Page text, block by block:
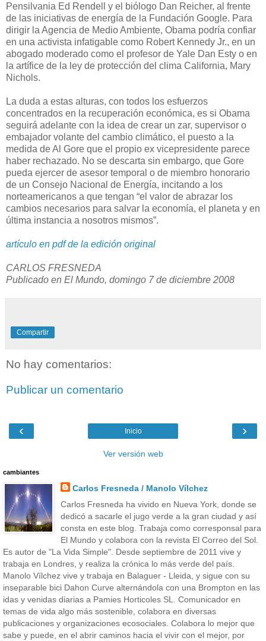
Pensilvania Ed Rendell y el biólogo Dan Reicher, al frente
de las iniciativas de energía de la Fundación Google. Para
dirigir la Agencia de Medio Ambiente, Obama podría confiar
en una activista infatigable como Robert Kennedy Jr., en un
abogado moderado como el profesor de Yale Dan Esty o en
la artífice de la ley de protección del clima California, Mary
Nichols.
La duda a estas alturas, con todos los esfuerzos
concentrados en la recuperación económica, es si Obama
seguirá adelante con la idea de crear un zar, supervisor o
embajador volante del cambio climático, el puesto a la
medida de Al Gore que el propio ex vicepresidente parece
haber rechazado. No se descarta sin embargo, que Gore
pueda ejercer de asesor temporal o de miembro honorario
de un Consejo Nacional de Energía, incitando a los
norteamericanos a que tengan “el valor de abrazar los
cambios necesarios para salvar la economía, el planeta y en
última instancia a nosotros mismos”.
artículo en pdf de la edición original
CARLOS FRESNEDA
Publicado en El Mundo, domingo 7 de diciembre 2008
Compartir
No hay comentarios:
Publicar un comentario
‹ ›
Inicio
Ver versión web
cambiantes
Carlos Fresneda / Manolo Vílchez
Carlos Fresneda ha vivido en Nueva York, donde se
dedicó a sacarle el jugo verde a la gran ciudad y así
consta en este blog. Trabaja como corresponsal para
El Mundo y colabora con la revista El Correo del Sol.
Es autor de "La Vida Simple". Desde septiembre de 2011 vive y
trabaja en Londres, y realiza la crónica lo más verde del país.
Manolo Vílchez vive y trabaja en Balaguer - Lleida, y sigue con su
inseparable bici Dahon Curve alternándola con una Brompton en las
idas y venidas diarias a Pamies Horticoles SL. Comunicador en
temas de vida algo más sostenible, colabora en diversas
publicaciones y organizaciones ecosociales. Colabora lo mejor que
sabe y puede, en el abrir caminos hacia el vivir con el mejor, por